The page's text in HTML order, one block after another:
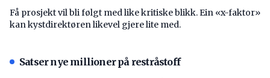
Få prosjekt vil bli følgt med like kritiske blikk. Ein «x-faktor»
kan kystdirektøren likevel gjere lite med.
Satser nye millioner på restråstoff